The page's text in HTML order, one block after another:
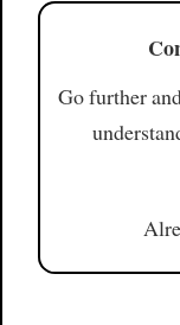
Go further